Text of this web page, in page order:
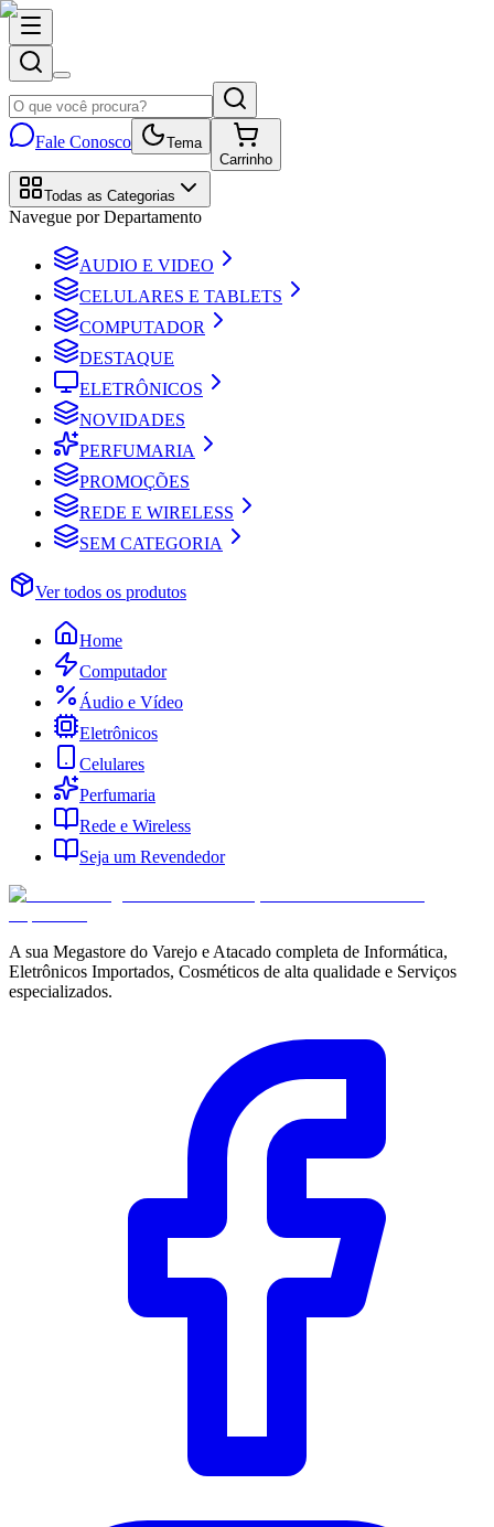
Fale Conosco
Tema
Carrinho
Todas as Categorias
Navegue por Departamento
AUDIO E VIDEO
CELULARES E TABLETS
COMPUTADOR
DESTAQUE
ELETRÔNICOS
NOVIDADES
PERFUMARIA
PROMOÇÕES
REDE E WIRELESS
SEM CATEGORIA
Ver todos os produtos
Home
Computador
Áudio e Vídeo
Eletrônicos
Celulares
Perfumaria
Rede e Wireless
Seja um Revendedor
A sua Megastore do Varejo e Atacado completa de Informática,
Eletrônicos Importados, Cosméticos de alta qualidade e Serviços
especializados.